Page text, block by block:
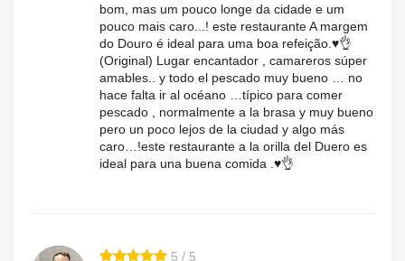
bom, mas um pouco longe da cidade e um
pouco mais caro...! este restaurante A margem
do Douro é ideal para uma boa refeição.♥️👌
(Original) Lugar encantador , camareros súper
amables.. y todo el pescado muy bueno … no
hace falta ir al océano …típico para comer
pescado , normalmente a la brasa y muy bueno
pero un poco lejos de la ciudad y algo más
caro…!este restaurante a la orilla del Duero es
ideal para una buena comida .♥️👌
5 / 5